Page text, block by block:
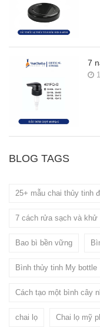
7
BLOG TAGS
25+ mẫu chai thủy tinh
7 cách rửa sạch và
Bao bì bền vững
Bình thủy tinh My bottle
Cách tạo một bình cây
chai lọ Chai lọ mỹ